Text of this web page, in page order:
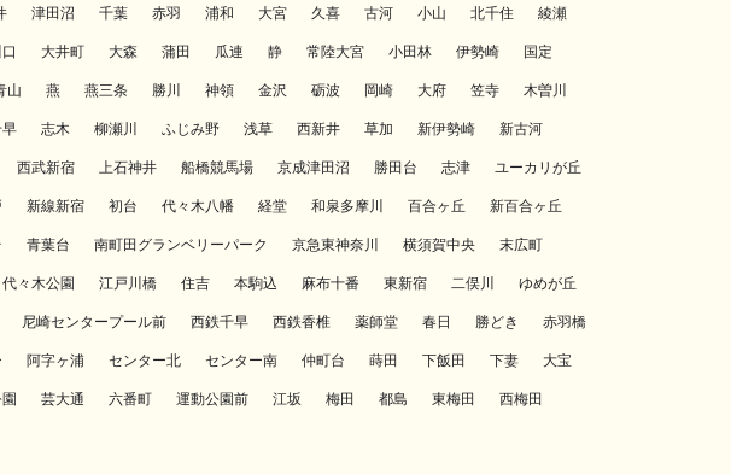
津田沼 千葉 赤羽 浦和 大宮 久喜 古河 小山 北千住 綾瀬
大井町 大森 蒲田 瓜連 静 常陸大宮 小田林 伊勢崎 国定
山 燕 燕三条 勝川 神領 金沢 砺波 岡崎 大府 笠寺 木曽川
志木 柳瀬川 ふじみ野 浅草 西新井 草加 新伊勢崎 新古河
西武新宿 上石神井 船橋競馬場 京成津田沼 勝田台 志津 ユーカリが丘
新線新宿 初台 代々木八幡 経堂 和泉多摩川 百合ヶ丘 新百合ヶ丘
青葉台 南町田グランベリーパーク 京急東神奈川 横須賀中央 末広町
代々木公園 江戸川橋 住吉 本駒込 麻布十番 東新宿 二俣川 ゆめが丘
尼崎センタープール前 西鉄千早 西鉄香椎 薬師堂 春日 勝どき 赤羽橋
阿字ヶ浦 センター北 センター南 仲町台 蒔田 下飯田 下妻 大宝
芸大通 六番町 運動公園前 江坂 梅田 都島 東梅田 西梅田